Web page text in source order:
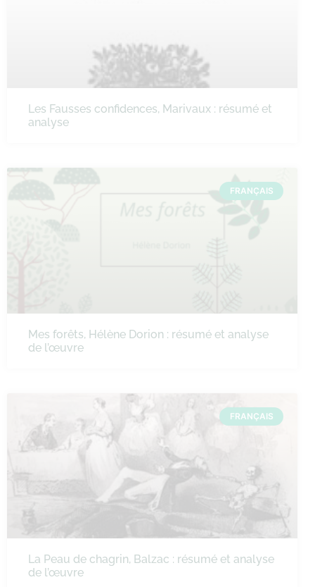
Les Fausses confidences, Marivaux : résumé et
analyse
FRANÇAIS
Mes forêts, Hélène Dorion : résumé et analyse
de l’œuvre
FRANÇAIS
La Peau de chagrin, Balzac : résumé et analyse
de l’œuvre